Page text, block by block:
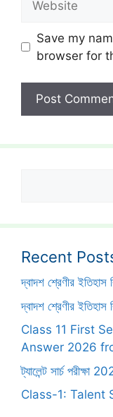
Save my
browser for
Recent
দ্বাদশ শ্রেণীর
দ্বাদশ শ্রেণীর
Class 11 First
Answer 2026
ট্যালেন্ট সার্চ পরীক্ষা
Class-1: Talent